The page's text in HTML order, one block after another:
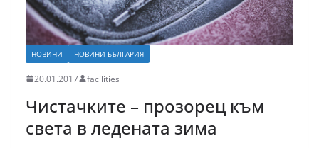
НОВИНИ НОВИНИ БЪЛГАРИЯ
20.01.2017 facilities
Чистачките – прозорец към
света в ледената зима